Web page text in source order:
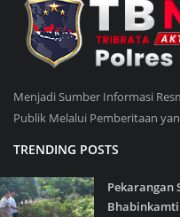
Menjadi Sumber Informasi
Publik Melalui Pemberitaan
TRENDING POSTS
Pekarangan